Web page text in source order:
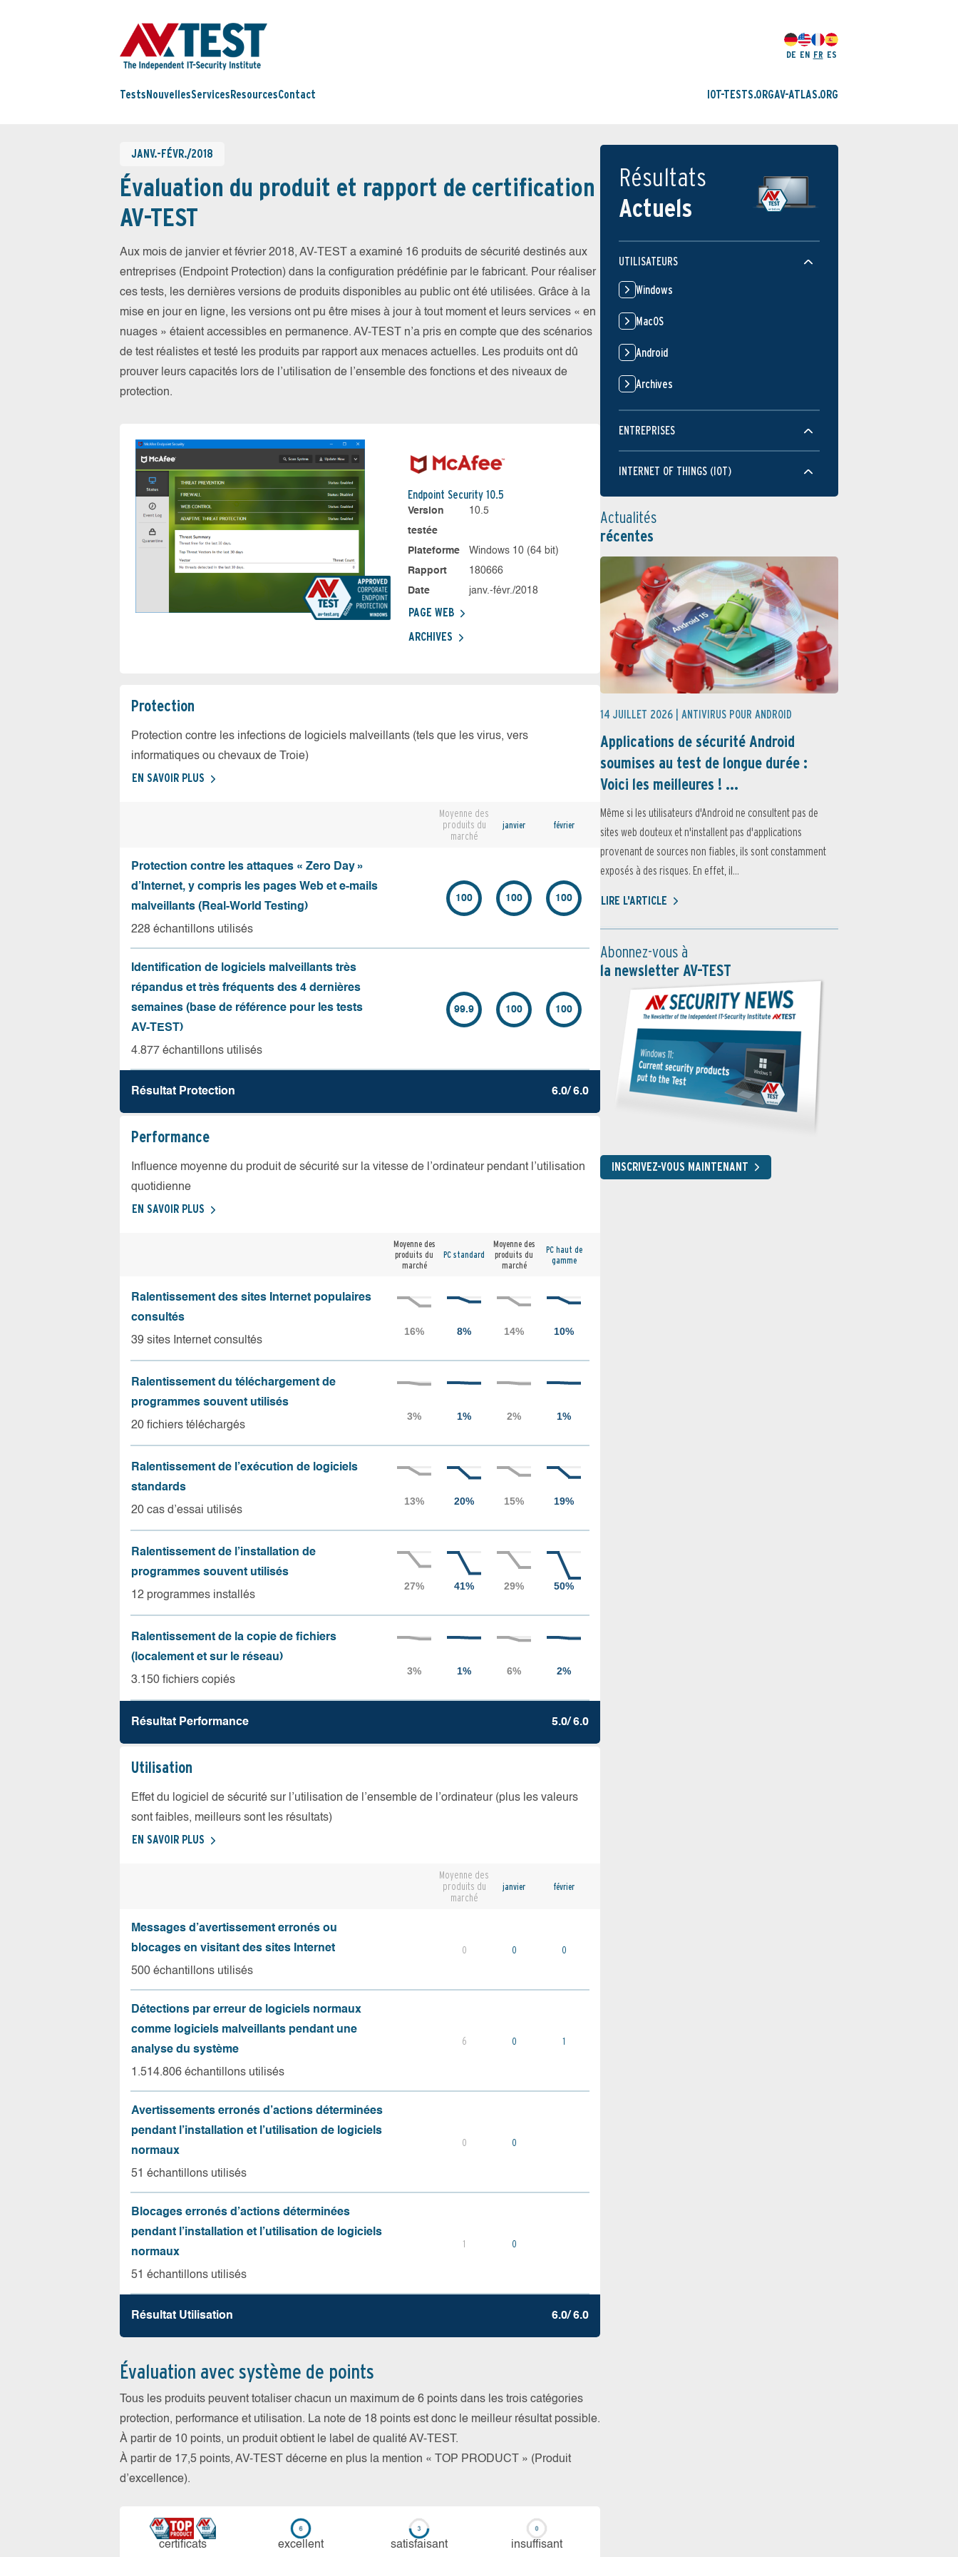
DE EN FR ES
Tests NouvellesServices ResourcesContact IOT-TESTS.ORGAV-ATLAS.ORG
JANV.-FÉVR./2018
Évaluation du produit et rapport de certification
AV-TEST
Aux mois de janvier et février 2018, AV-TEST a examiné 16 produits de sécurité destinés aux
entreprises (Endpoint Protection) dans la configuration prédéfinie par le fabricant. Pour réaliser
ces tests, les dernières versions de produits disponibles au public ont été utilisées. Grâce à la
mise en jour en ligne, les versions ont pu être mises à jour à tout moment et leurs services « en
nuages » étaient accessibles en permanence. AV-TEST n’a pris en compte que des scénarios
de test réalistes et testé les produits par rapport aux menaces actuelles. Les produits ont dû
prouver leurs capacités lors de l’utilisation de l’ensemble des fonctions et des niveaux de
protection.
Endpoint Security 10.5
Version
testée
10.5
Plateforme
Windows 10 (64 bit)
Rapport
180666
Date
janv.-févr./2018
PAGE WEB
ARCHIVES
Protection
Protection contre les infections de logiciels malveillants (tels que les virus, vers
informatiques ou chevaux de Troie)
EN SAVOIR PLUS
Moyenne des
produits du
marché
janvier février
Protection contre les attaques « Zero Day »
d’Internet, y compris les pages Web et e-mails
malveillants (Real-World Testing)
228 échantillons utilisés
100 100 100
Identification de logiciels malveillants très
répandus et très fréquents des 4 dernières
semaines (base de référence pour les tests
AV-TEST)
4.877 échantillons utilisés
99.9 100 100
Résultat Protection 6.0/ 6.0
Performance
Influence moyenne du produit de sécurité sur la vitesse de l’ordinateur pendant l’utilisation
quotidienne
EN SAVOIR PLUS
Moyenne des
produits du
marché
PC standard
Moyenne des
produits du
marché
PC haut de
gamme
Ralentissement des sites Internet populaires
consultés
39 sites Internet consultés
Ralentissement du téléchargement de
programmes souvent utilisés
20 fichiers téléchargés
Ralentissement de l’exécution de logiciels
standards
20 cas d’essai utilisés
Ralentissement de l’installation de
programmes souvent utilisés
12 programmes installés
Ralentissement de la copie de fichiers
(localement et sur le réseau)
3.150 fichiers copiés
Résultat Performance 5.0/ 6.0
Utilisation
Effet du logiciel de sécurité sur l’utilisation de l’ensemble de l’ordinateur (plus les valeurs
sont faibles, meilleurs sont les résultats)
EN SAVOIR PLUS
Moyenne des
produits du
marché
janvier février
Messages d’avertissement erronés ou
blocages en visitant des sites Internet
500 échantillons utilisés
0 0 0
Détections par erreur de logiciels normaux
comme logiciels malveillants pendant une
analyse du système
1.514.806 échantillons utilisés
6 0 1
Avertissements erronés d’actions déterminées
pendant l’installation et l’utilisation de logiciels
normaux
51 échantillons utilisés
0 0
Blocages erronés d’actions déterminées
pendant l’installation et l’utilisation de logiciels
normaux
51 échantillons utilisés
1 0
Résultat Utilisation 6.0/ 6.0
Évaluation avec système de points
Tous les produits peuvent totaliser chacun un maximum de 6 points dans les trois catégories
protection, performance et utilisation. La note de 18 points est donc le meilleur résultat possible.
À partir de 10 points, un produit obtient le label de qualité AV-TEST.
À partir de 17,5 points, AV-TEST décerne en plus la mention « TOP PRODUCT » (Produit
d’excellence).
certi­ficats ex­cellent sa­tis­fai­sant in­suf­fi­sant
Résultats
Actuels
UTILISATEURS
Windows
MacOS
Android
Archives
ENTREPRISES
INTERNET OF THINGS (IOT)
Actualités
récentes
14 JUILLET 2026 | ANTIVIRUS POUR ANDROID
Applications de sécurité Android
soumises au test de longue durée :
Voici les meilleures ! ...
Même si les utilisateurs d'Android ne consultent pas de
sites web douteux et n'installent pas d'applications
provenant de sources non fiables, ils sont constamment
exposés à des risques. En effet, il...
LIRE L'ARTICLE
Abonnez-vous à
la newsletter AV-TEST
INSCRIVEZ-VOUS MAINTENANT